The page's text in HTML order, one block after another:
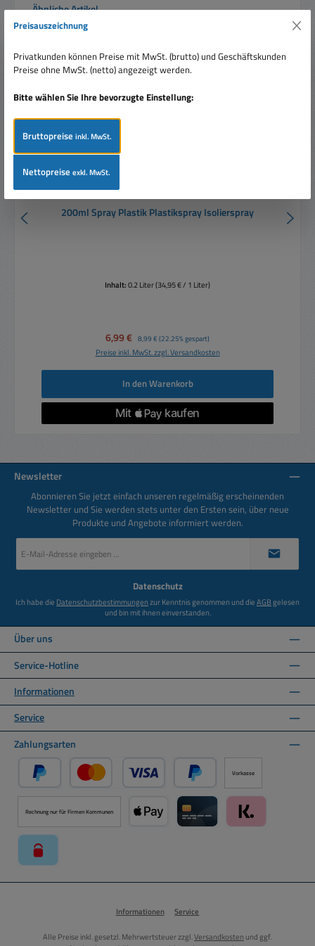
Produktgalerie überspringen
Ähnliche Artikel
Rabatt
Tipp
200ml Spray Plastik Plastikspray Isolierspray
Inhalt:0.2 Liter(34,95 € / 1 Liter)
Verkaufspreis:
6,99 € Regulärer Preis:
8,99 € (22.25% gespart)
Preise inkl. MwSt. zzgl. Versandkosten
In den Warenkorb
Newsletter
Abonnieren Sie jetzt einfach unseren regelmäßig erscheinenden
Newsletter und Sie werden stets unter den Ersten sein, über neue
Produkte und Angebote informiert werden.
Mail-
Datenschutz
Ich habe die Datenschutzbestimmungenzur Kenntnis genommen und dieAGBgelesen
und bin mit ihnen einverstanden.
Über uns
Service-Hotline
Informationen
Service
Zahlungsarten
PayPal Kredit- oder Debitkarte über PayPal
Später Bezahlen über PayPal
Vorkasse
Rechnung nur für Firmen Kommunen
Informationen Service
Alle Preise inkl. gesetzl. Mehrwertsteuer zzgl.Versandkosten und ggf.
Preisauszeichnung
Privatkunden können Preise mit MwSt. (brutto) und Geschäftskunden
Preise ohne MwSt. (netto) angezeigt werden.
Bitte wählen Sie Ihre bevorzugte Einstellung:
Bruttopreiseinkl. MwSt.
Nettopreiseexkl. MwSt.